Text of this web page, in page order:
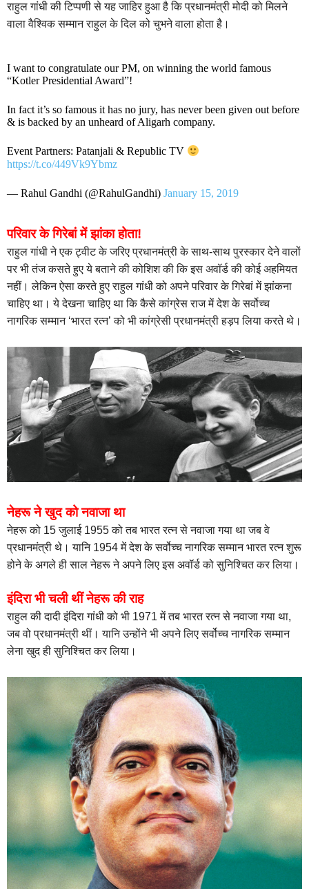
राहुल गांधी की टिप्पणी से यह जाहिर हुआ है कि प्रधानमंत्री मोदी को मिलने
वाला वैश्विक सम्मान राहुल के दिल को चुभने वाला होता है।
I want to congratulate our PM, on winning the world famous
“Kotler Presidential Award”!
In fact it’s so famous it has no jury, has never been given out before
& is backed by an unheard of Aligarh company.
Event Partners: Patanjali & Republic TV
https://t.co/449Vk9Ybmz
— Rahul Gandhi (@RahulGandhi) January 15, 2019
परिवार के गिरेबां में झांका होता!
राहुल गांधी ने एक ट्वीट के जरिए प्रधानमंत्री के साथ-साथ पुरस्कार देने वालों
पर भी तंज कसते हुए ये बताने की कोशिश की कि इस अवॉर्ड की कोई अहमियत
नहीं। लेकिन ऐसा करते हुए राहुल गांधी को अपने परिवार के गिरेबां में झांकना
चाहिए था। ये देखना चाहिए था कि कैसे कांग्रेस राज में देश के सर्वोच्च
नागरिक सम्मान ‘भारत रत्न’ को भी कांग्रेसी प्रधानमंत्री हड़प लिया करते थे।
नेहरू ने खुद को नवाजा था
नेहरू को 15 जुलाई 1955 को तब भारत रत्न से नवाजा गया था जब वे
प्रधानमंत्री थे। यानि 1954 में देश के सर्वोच्च नागरिक सम्मान भारत रत्न शुरू
होने के अगले ही साल नेहरू ने अपने लिए इस अवॉर्ड को सुनिश्चित कर लिया।
इंदिरा भी चली थीं नेहरू की राह
राहुल की दादी इंदिरा गांधी को भी 1971 में तब भारत रत्न से नवाजा गया था,
जब वो प्रधानमंत्री थीं। यानि उन्होंने भी अपने लिए सर्वोच्च नागरिक सम्मान
लेना खुद ही सुनिश्चित कर लिया।